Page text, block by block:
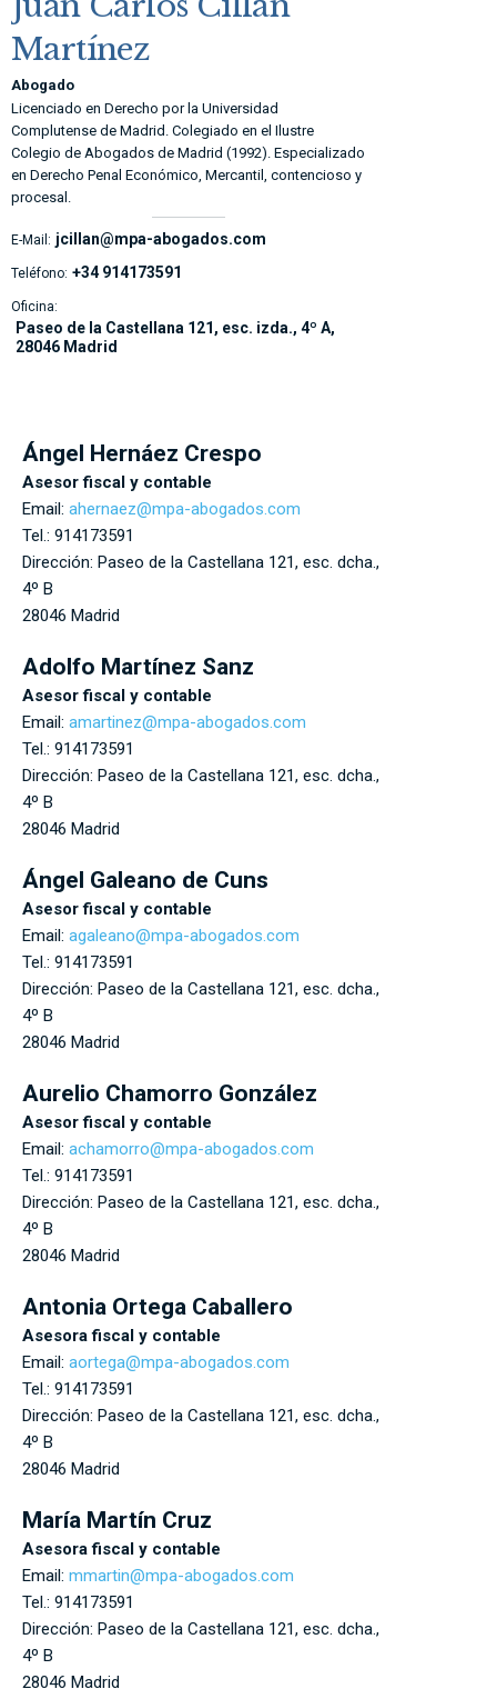
Martínez
Abogado
Licenciado en Derecho por la Universidad
Complutense de Madrid. Colegiado en el Ilustre
Colegio de Abogados de Madrid (1992). Especializado
en Derecho Penal Económico, Mercantil, contencioso y
procesal.
E-Mail: jcillan@mpa-abogados.com
Teléfono: +34 914173591
Oficina:
Paseo de la Castellana 121, esc. izda., 4º A,
28046 Madrid
Ángel Hernáez Crespo
Asesor fiscal y contable
Email: ahernaez@mpa-abogados.com
Tel.: 914173591
Dirección: Paseo de la Castellana 121, esc. dcha.,
4º B
28046 Madrid
Adolfo Martínez Sanz
Asesor fiscal y contable
Email: amartinez@mpa-abogados.com
Tel.: 914173591
Dirección: Paseo de la Castellana 121, esc. dcha.,
4º B
28046 Madrid
Ángel Galeano de Cuns
Asesor fiscal y contable
Email: agaleano@mpa-abogados.com
Tel.: 914173591
Dirección: Paseo de la Castellana 121, esc. dcha.,
4º B
28046 Madrid
Aurelio Chamorro González
Asesor fiscal y contable
Email: achamorro@mpa-abogados.com
Tel.: 914173591
Dirección: Paseo de la Castellana 121, esc. dcha.,
4º B
28046 Madrid
Antonia Ortega Caballero
Asesora fiscal y contable
Email: aortega@mpa-abogados.com
Tel.: 914173591
Dirección: Paseo de la Castellana 121, esc. dcha.,
4º B
28046 Madrid
María Martín Cruz
Asesora fiscal y contable
Email: mmartin@mpa-abogados.com
Tel.: 914173591
Dirección: Paseo de la Castellana 121, esc. dcha.,
4º B
28046 Madrid